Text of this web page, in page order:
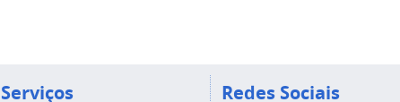
Serviços Redes Sociais